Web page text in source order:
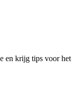
en krijg tips voor het